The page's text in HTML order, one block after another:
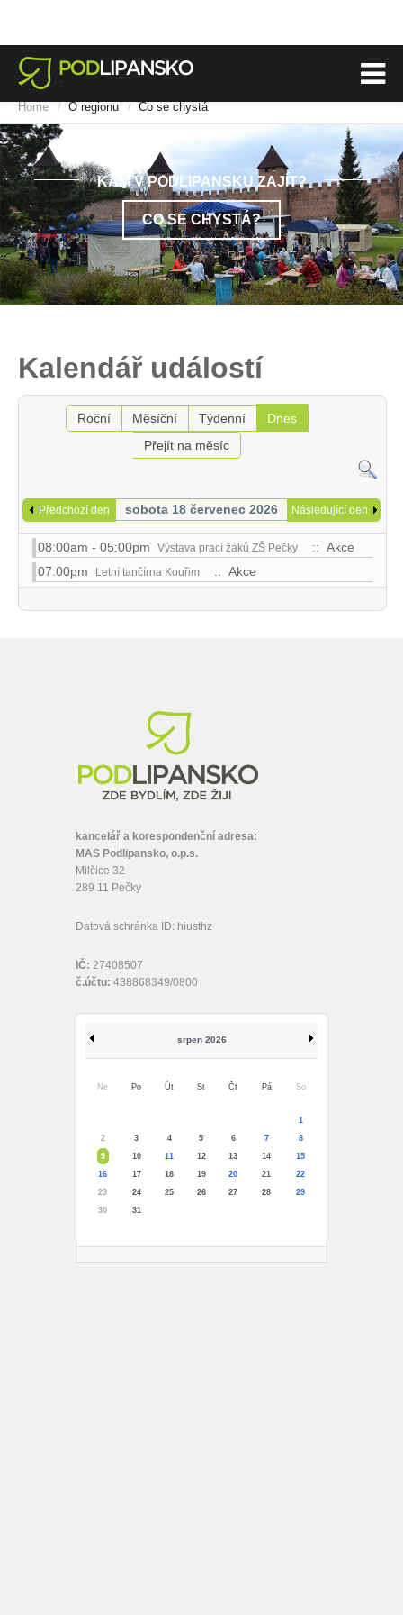
Home / O regionu / Co se chystá
KAM V PODLIPANSKU ZAJÍT?
CO SE CHYSTÁ?
Kalendář událostí
Roční Měsíční Týdenní
Dnes
Přejít na měsíc
Předchozí den sobota 18 červenec 2026 Následující den
08:00am - 05:00pm Výstava prací žáků ZŠ Pečky
:: Akce
07:00pm
Letní tančírna Kouřim :: Akce
kancelář a korespondenční adresa:
MAS Podlipansko, o.p.s.
Milčice 32
289 11 Pečky
Datová schránka ID: hiusthz
IČ: 27408507
č.účtu: 438868349/0800
srpen 2026
Ne Po Út St Čt Pá So
1
2
3 4 5 6 7
8
9
10 11 12 13 14
15
16
17 18 19 20 21
22
23
24 25 26 27 28
29
30
31